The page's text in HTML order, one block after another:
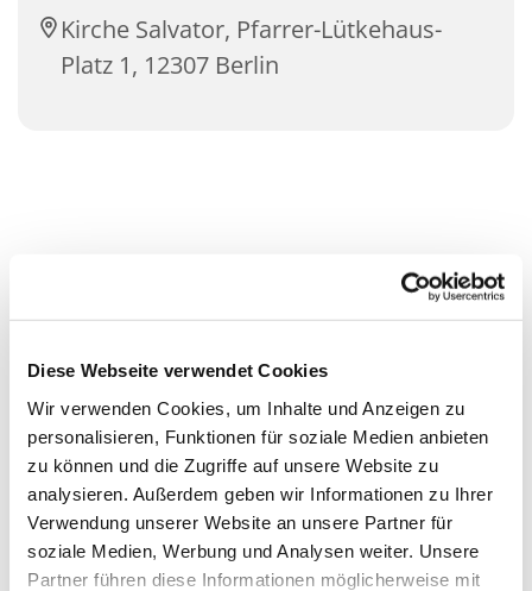
Diese Webseite verwendet Cookies
Wir verwenden Cookies, um Inhalte und Anzeigen zu
personalisieren, Funktionen für soziale Medien anbieten
zu können und die Zugriffe auf unsere Website zu
analysieren. Außerdem geben wir Informationen zu Ihrer
Verwendung unserer Website an unsere Partner für
soziale Medien, Werbung und Analysen weiter. Unsere
Partner führen diese Informationen möglicherweise mit
Kirche Salvator, Pfarrer-Lütkehaus-
Platz 1, 12307 Berlin